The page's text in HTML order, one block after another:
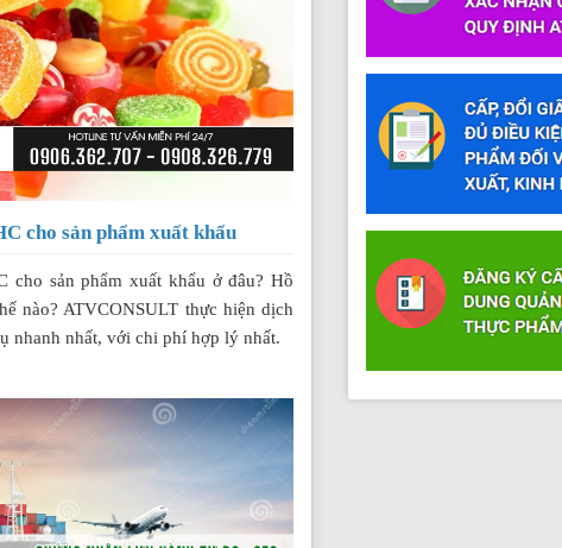
cho sản phẩm xuất khẩu
cho sản phẩm xuất khẩu ở đâu? Hồ
nào? ATVCONSULT thực hiện dịch
nhanh nhất, với chi phí hợp lý nhất.